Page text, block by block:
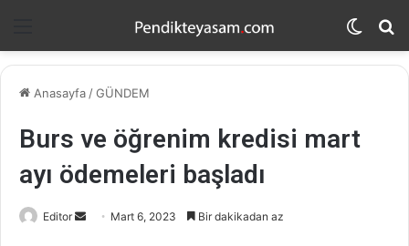
Dış
Anasayfa/GÜNDEM
Burs ve öğrenim kredisi mart
ayı ödemeleri başladı
Editor Mart 6, 2023 Bir dakikadan az